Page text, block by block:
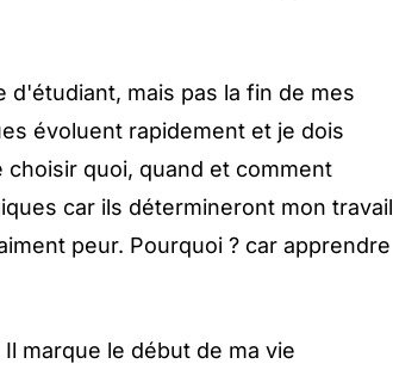
d'étudiant, mais pas la fin de mes
évoluent rapidement et je dois
choisir quoi, quand et comment
car ils détermineront mon travail
peur. Pourquoi ? car apprendre
marque le début de ma vie